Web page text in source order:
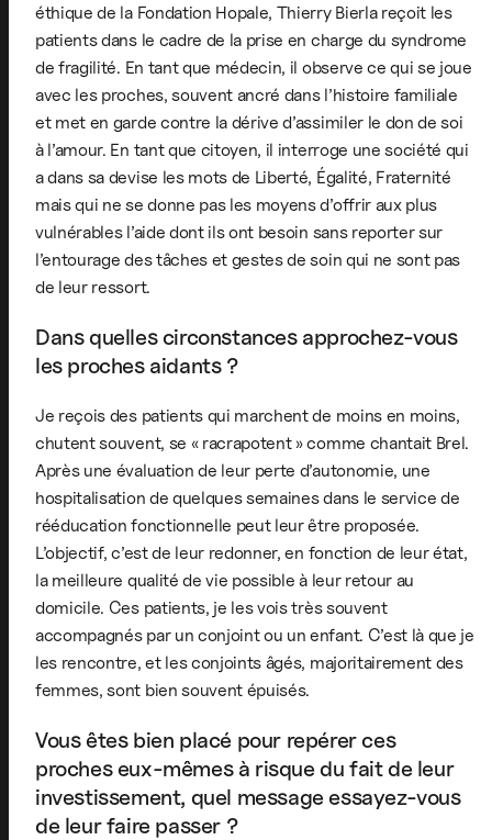
éthique de la Fondation Hopale, Thierry Bierla reçoit les
patients dans le cadre de la prise en charge du syndrome
de fragilité. En tant que médecin, il observe ce qui se joue
avec les proches, souvent ancré dans l’histoire familiale
et met en garde contre la dérive d’assimiler le don de soi
à l’amour. En tant que citoyen, il interroge une société qui
a dans sa devise les mots de Liberté, Égalité, Fraternité
mais qui ne se donne pas les moyens d’offrir aux plus
vulnérables l’aide dont ils ont besoin sans reporter sur
l’entourage des tâches et gestes de soin qui ne sont pas
de leur ressort.
Dans quelles circonstances approchez-vous
les proches aidants ?
Je reçois des patients qui marchent de moins en moins,
chutent souvent, se « racrapotent » comme chantait Brel.
Après une évaluation de leur perte d’autonomie, une
hospitalisation de quelques semaines dans le service de
rééducation fonctionnelle peut leur être proposée.
L’objectif, c’est de leur redonner, en fonction de leur état,
la meilleure qualité de vie possible à leur retour au
domicile. Ces patients, je les vois très souvent
accompagnés par un conjoint ou un enfant. C’est là que je
les rencontre, et les conjoints âgés, majoritairement des
femmes, sont bien souvent épuisés.
Vous êtes bien placé pour repérer ces
proches eux-mêmes à risque du fait de leur
investissement, quel message essayez-vous
de leur faire passer ?